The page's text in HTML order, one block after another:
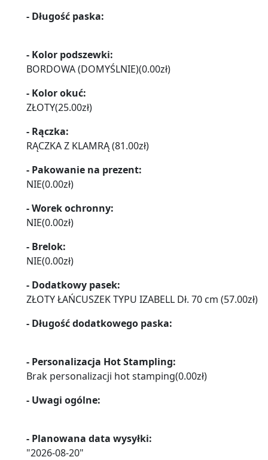
- Długość paska:
- Kolor podszewki:
BORDOWA (DOMYŚLNIE)(0.00zł)
- Kolor okuć:
ZŁOTY(25.00zł)
- Rączka:
RĄCZKA Z KLAMRĄ(81.00zł)
- Pakowanie na prezent:
NIE(0.00zł)
- Worek ochronny:
NIE(0.00zł)
- Brelok:
NIE(0.00zł)
- Dodatkowy pasek:
ZŁOTY ŁAŃCUSZEK TYPU IZABELL Dł. 70 cm (57.00zł)
- Długość dodatkowego paska:
- Personalizacja Hot Stampling:
Brak personalizacji hot stamping(0.00zł)
- Uwagi ogólne:
- Planowana data wysyłki:
"2026-08-20"